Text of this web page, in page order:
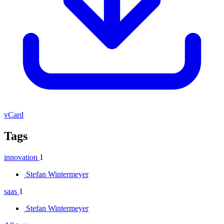
vCard
Tags
innovation 1
Stefan Wintermeyer
saas 1
Stefan Wintermeyer